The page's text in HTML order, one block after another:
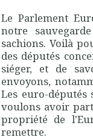
Le Parlement
notre
sachions. Voilà
des députés
siéger, et de
envoyons,
Les euro-députés
voulons avoir
propriété de
remettre.